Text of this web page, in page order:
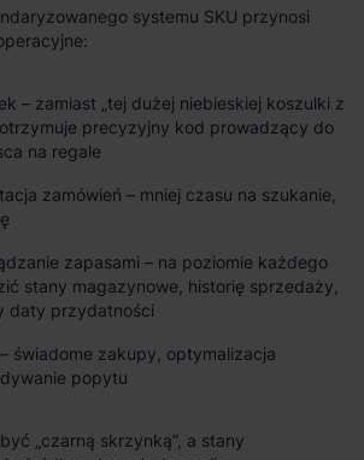
systemu SKU przynosi
– zamiast „tej dużej niebieskiej koszulki z
precyzyjny kod prowadzący do
na regale
zamówień – mniej czasu na szukanie,
zapasami – na poziomie każdego
stany magazynowe, historię sprzedaży,
daty przydatności
świadome zakupy, optymalizacja
popytu
„czarną skrzynką”, a stany